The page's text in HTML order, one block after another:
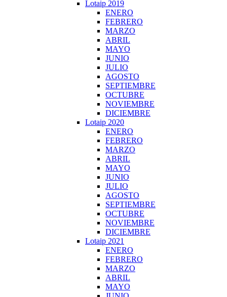
Lotaip 2019
ENERO
FEBRERO
MARZO
ABRIL
MAYO
JUNIO
JULIO
AGOSTO
SEPTIEMBRE
OCTUBRE
NOVIEMBRE
DICIEMBRE
Lotaip 2020
ENERO
FEBRERO
MARZO
ABRIL
MAYO
JUNIO
JULIO
AGOSTO
SEPTIEMBRE
OCTUBRE
NOVIEMBRE
DICIEMBRE
Lotaip 2021
ENERO
FEBRERO
MARZO
ABRIL
MAYO